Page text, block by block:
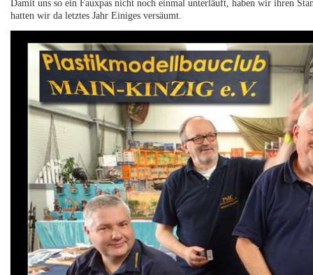
Damit uns so ein Fauxpas nicht noch einmal unterläuft, haben wir ihren
hatten wir da letztes Jahr Einiges versäumt.